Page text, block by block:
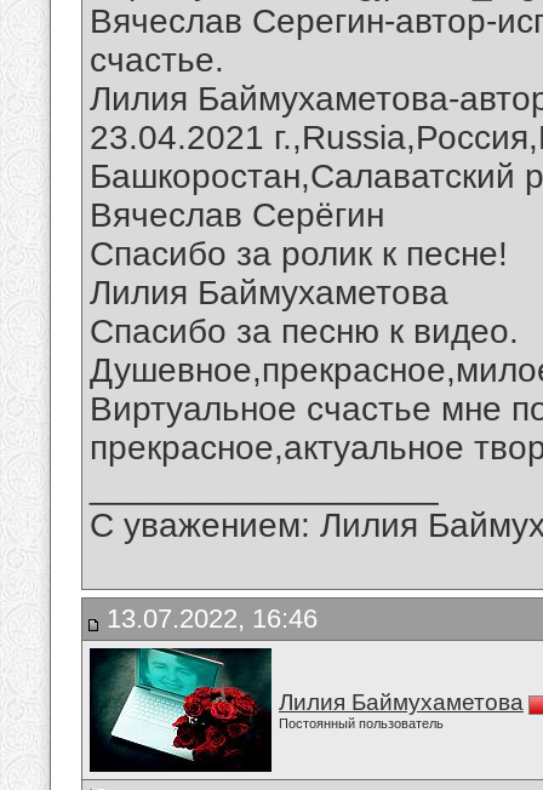
Вячеслав Серегин-автор-
счастье.
Лилия Баймухаметова-
23.04.2021
Башкоростан,Салаватский
Вячеслав Серёгин
Спасибо за ролик к песне!
Лилия Баймухаметова
Спасибо за песню к видео.
Виртуальное счастье мне
прекрасное,актуальное
С уважением: Лилия
13.07.2022, 16:46
Лилия Баймухаметова
Постоянный пользователь